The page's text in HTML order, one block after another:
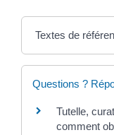
Textes de
Questions ?
Tutelle,
comment